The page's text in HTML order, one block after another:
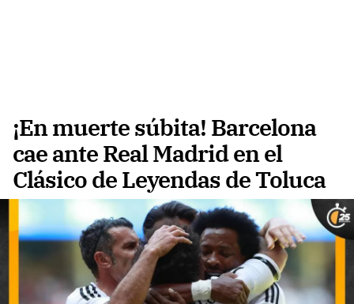
¡En muerte súbita! Barcelona
cae ante Real Madrid en el
Clásico de Leyendas de Toluca